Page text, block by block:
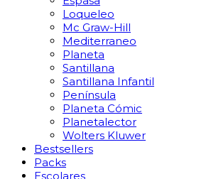
Loqueleo
Mc Graw-Hill
Mediterraneo
Planeta
Santillana
Santillana Infantil
Península
Planeta Cómic
Planetalector
Wolters Kluwer
Bestsellers
Packs
Escolares